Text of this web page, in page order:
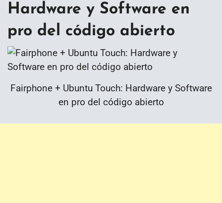
Hardware y Software en
pro del código abierto
Fairphone + Ubuntu Touch: Hardware y Software
en pro del código abierto